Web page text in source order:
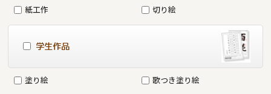
紙工作 切り絵
学生作品
塗り絵 歌つき塗り絵